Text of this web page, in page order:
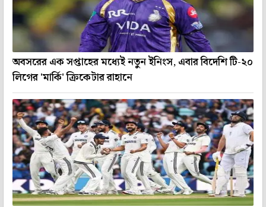
অবসরের এক সপ্তাহের মধ্যেই নতুন ইনিংস, এবার বিদেশি টি-২০
লিগের 'মার্কি' ক্রিকেটার রাহানে